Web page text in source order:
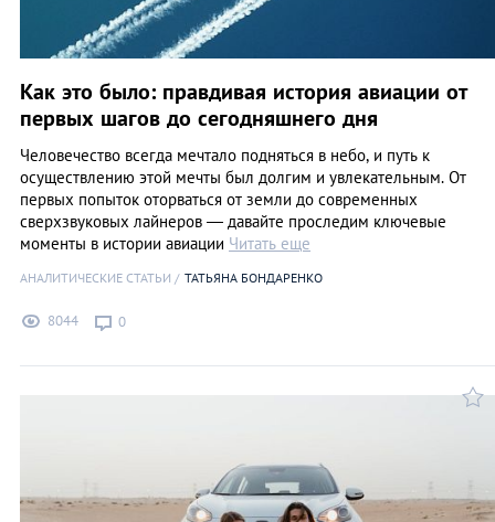
Как это было: правдивая история авиации от
первых шагов до сегодняшнего дня
Человечество всегда мечтало подняться в небо, и путь к
осуществлению этой мечты был долгим и увлекательным. От
первых попыток оторваться от земли до современных
сверхзвуковых лайнеров — давайте проследим ключевые
моменты в истории авиации Читать еще
АНАЛИТИЧЕСКИЕ СТАТЬИ ТАТЬЯНА БОНДАРЕНКО
8044 0